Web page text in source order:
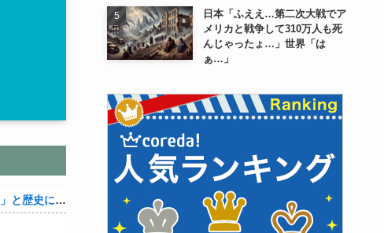
織田信雄って、「織田信雄はバカ」と歴史に書かれているが今まで家が残っているんでバカではないよな？
日本「ふええ…第二次大戦でア
メリカと戦争して310万人も死
んじゃったょ…」世界「は
ぁ…」